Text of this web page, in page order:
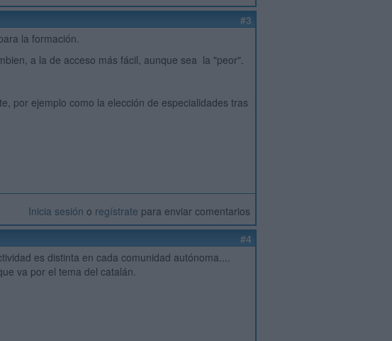
#3
la formación.
a la de acceso más fácil, aunque sea la "peor".
por ejemplo como la elección de especialidades tras
Inicia sesión o regístrate para enviar comentarios
#4
es distinta en cada comunidad autónoma....
va por el tema del catalán.